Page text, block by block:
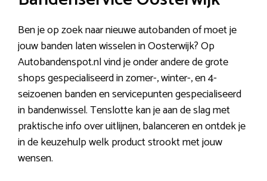
Ben je op zoek naar nieuwe autobanden of moet je
jouw banden laten wisselen in Oosterwijk? Op
Autobandenspot.nl vind je onder andere de grote
shops gespecialiseerd in zomer-, winter-, en 4-
seizoenen banden en servicepunten gespecialiseerd
in bandenwissel. Tenslotte kan je aan de slag met
praktische info over uitlijnen, balanceren en ontdek je
in de keuzehulp welk product strookt met jouw
wensen.